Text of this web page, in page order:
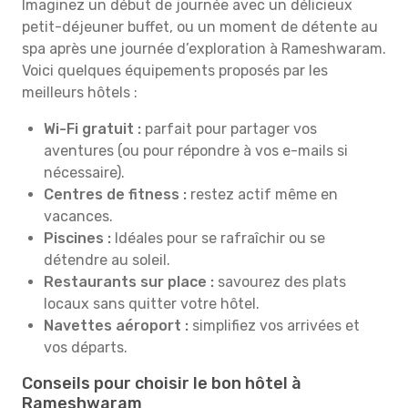
Imaginez un début de journée avec un délicieux
petit-déjeuner buffet, ou un moment de détente au
spa après une journée d’exploration à Rameshwaram.
Voici quelques équipements proposés par les
meilleurs hôtels :
Wi-Fi gratuit : parfait pour partager vos
aventures (ou pour répondre à vos e-mails si
nécessaire).
Centres de fitness : restez actif même en
vacances.
Piscines : Idéales pour se rafraîchir ou se
détendre au soleil.
Restaurants sur place : savourez des plats
locaux sans quitter votre hôtel.
Navettes aéroport : simplifiez vos arrivées et
vos départs.
Conseils pour choisir le bon hôtel à
Rameshwaram